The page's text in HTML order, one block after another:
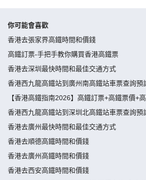
你可能會喜歡
香港去張家界高鐵時間和價錢
高鐵訂票-手把手教你購買香港高鐵票
香港去深圳最快時間和最佳交通方式
香港西九龍高鐵站到廣州南高鐵站車票查詢預
【香港高鐵指南2026】高鐵訂票+高鐵票價+
香港西九龍高鐵站到深圳北高鐵站車票查詢預
香港去廣州最快時間和最佳交通方式
香港去順德高鐵時間和價錢
香港去廣州高鐵時間和價錢
香港去西安高鐵時間和價錢